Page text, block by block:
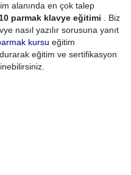
alanında en çok talep
10 parmak klavye eğitimi
. Biz
nasıl yazılır sorusuna yanıt
kursu eğitim
eğitim ve sertifikasyon